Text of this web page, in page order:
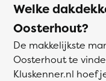
Welke
Oosterhout?
De makkelijkste
Oosterhout te
Kluskenner.nl hoef